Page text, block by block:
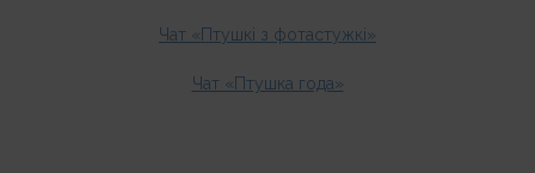
Чат «Птушкі з фотастужкі»
Чат «Птушка года»